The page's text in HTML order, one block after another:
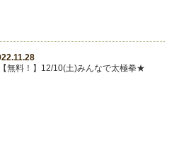
【無料！】12/10(土)みんなで太極拳★